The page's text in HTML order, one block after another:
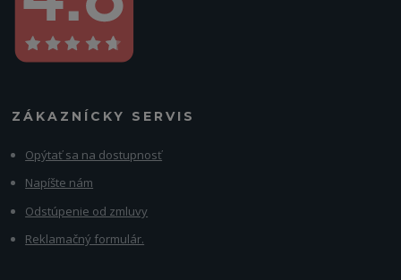
ZÁKAZNÍCKY SERVIS
Opýtať sa na dostupnosť
Napíšte nám
Odstúpenie od zmluvy
Reklamačný formulár.